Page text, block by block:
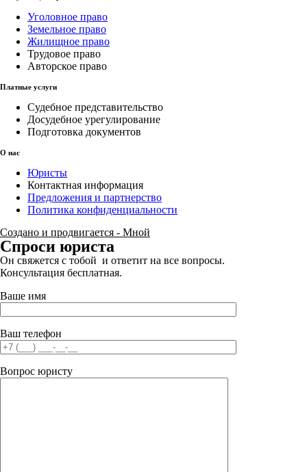
Уголовное право
Земельное право
Жилищное право
Трудовое право
Авторское право
Платные услуги
Судебное представительство
Досудебное урегулирование
Подготовка документов
О нас
Юристы
Контактная информация
Предложения и партнерство
Политика конфиденциальности
Создано и продвигается - Мной
Спроси юриста
Он свяжется с тобой и ответит на все вопросы.
Консультация бесплатная.
Ваше имя
Ваш телефон
Вопрос юристу